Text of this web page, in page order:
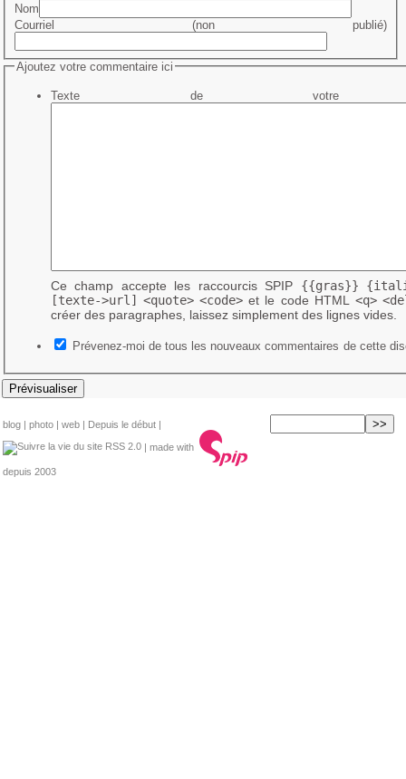
Nom
Courriel (non publié)
Ajoutez votre commentaire ici
Texte de votre
Ce champ accepte les raccourcis SPIP {{gras}}
[texte->url]
<quote> <code>et le code HTML <q>
créer des paragraphes, laissez simplement des lignes vides.
Prévenez-moi de tous les nouveaux commentaires de cette
blog | photo | web | Depuis le début |
RSS 2.0 | made with
depuis 2003